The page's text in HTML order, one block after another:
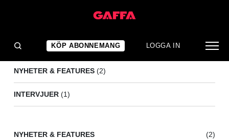
KÖP ABONNEMANG LOGGA IN
NYHETER & FEATURES (2)
INTERVJUER (1)
NYHETER & FEATURES (2)